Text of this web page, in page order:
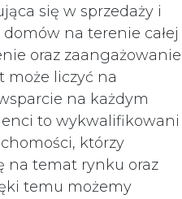
się w sprzedaży i
na terenie całej
oraz zaangażowanie
może liczyć na
na każdym
to wykwalifikowani
którzy
na temat rynku oraz
temu możemy